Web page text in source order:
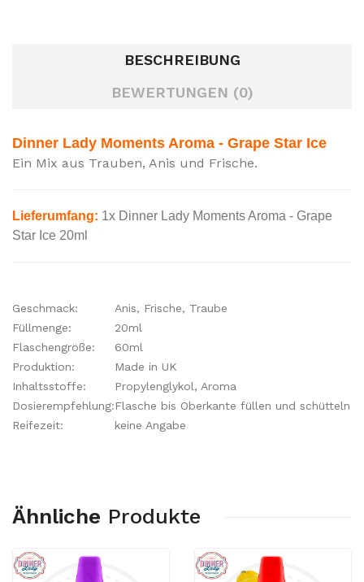
BESCHREIBUNG
BEWERTUNGEN (0)
Dinner Lady Moments Aroma - Grape Star Ice
Ein Mix aus Trauben, Anis und Frische.
Lieferumfang: 1x Dinner Lady Moments Aroma - Grape
Star Ice 20ml
Geschmack:
Anis, Frische, Traube
Füllmenge:
20ml
Flaschengröße:
60ml
Produktion:
Made in UK
Inhaltsstoffe:
Propylenglykol, Aroma
Dosierempfehlung:Flasche bis Oberkante füllen und schütteln
Reifezeit:
keine Angabe
Ähnliche Produkte